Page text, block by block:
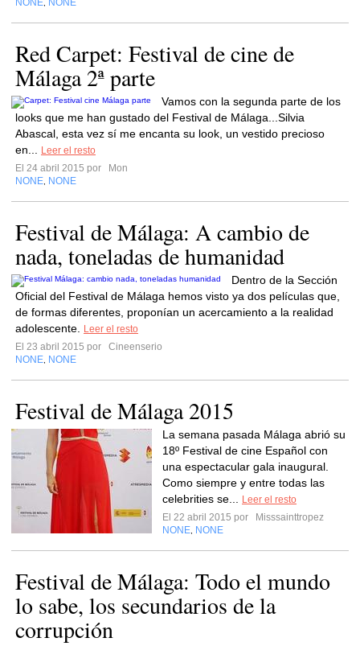
NONE NONE
Red Carpet: Festival de cine de
Málaga 2ª parte
Vamos con la segunda parte de los
looks que me han gustado del Festival de Málaga...Silvia
Abascal, esta vez sí me encanta su look, un vestido precioso
en...
Leer el resto
El 24 abril 2015 por
Mon
NONE NONE
Festival de Málaga: A cambio de
nada, toneladas de humanidad
Dentro de la Sección
Oficial del Festival de Málaga hemos visto ya dos películas que,
de formas diferentes, proponían un acercamiento a la realidad
adolescente.
Leer el resto
El 23 abril 2015 por
Cineenserio
NONE NONE
Festival de Málaga 2015
La semana pasada Málaga abrió su
18º Festival de cine Español con
una espectacular gala inaugural.
Como siempre y entre todas las
celebrities se...
Leer el resto
El 22 abril 2015 por
Misssainttropez
NONE NONE
Festival de Málaga: Todo el mundo
lo sabe, los secundarios de la
corrupción